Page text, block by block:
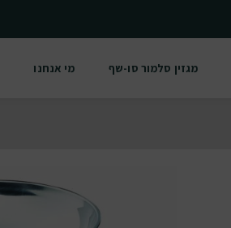
מגזין סלמור סו-שף מי אנחנו